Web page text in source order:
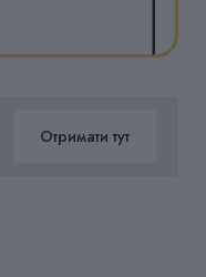
Отримати тут